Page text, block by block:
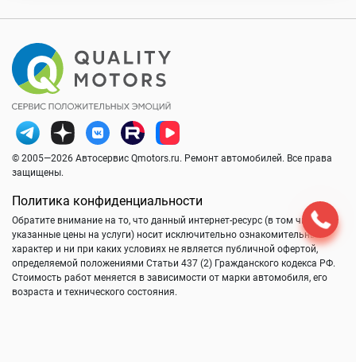
© 2005—2026 Автосервис Qmotors.ru. Ремонт автомобилей. Все права
защищены.
Политика конфиденциальности
Обратите внимание на то, что данный интернет-ресурс (в том числе
указанные цены на услуги) носит исключительно ознакомительный
характер и ни при каких условиях не является публичной офертой,
определяемой положениями Статьи 437 (2) Гражданского кодекса РФ.
Стоимость работ меняется в зависимости от марки автомобиля, его
возраста и технического состояния.